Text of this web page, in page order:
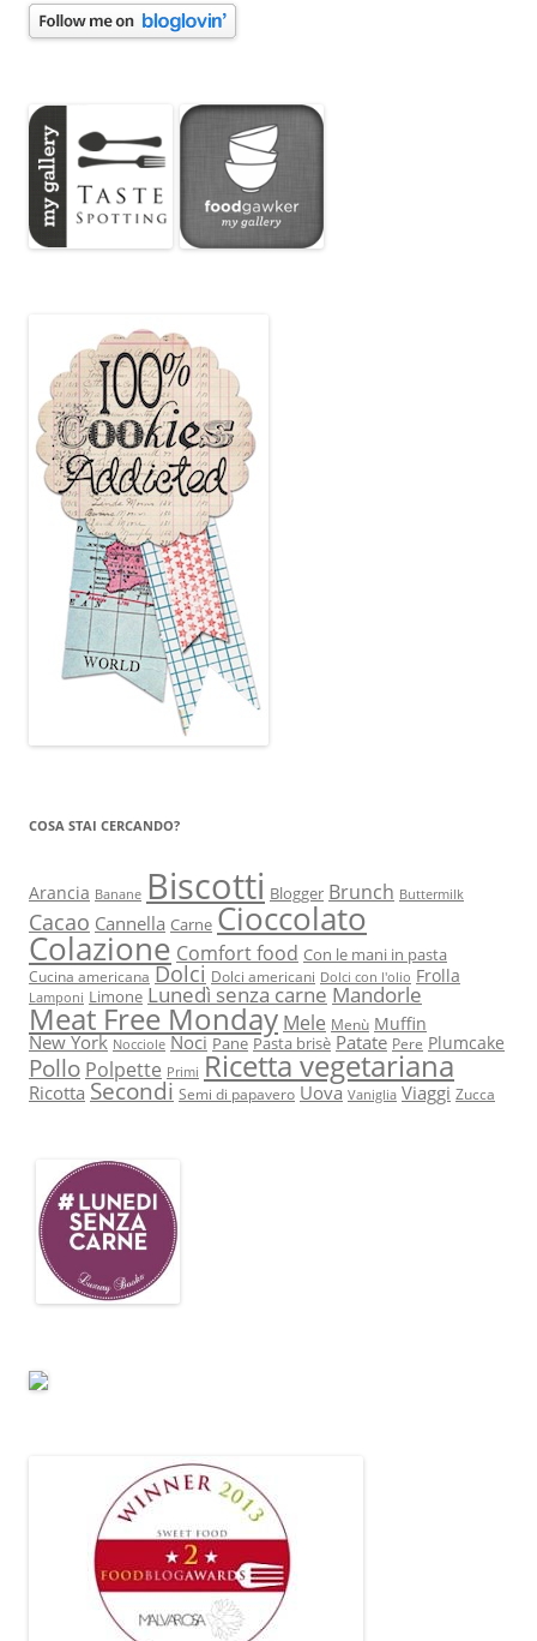
COSA STAI CERCANDO?
Arancia Banane Biscotti Blogger Brunch Buttermilk
Cacao Cannella Carne Cioccolato
Colazione Comfort food Con le mani in pasta
Cucina americana Dolci Dolci americani Dolci con l'olio Frolla
Lamponi Limone Lunedì senza carne Mandorle
Meat Free Monday Mele Menù Muffin
New York Nocciole Noci Pane Pasta brisè Patate Pere Plumcake
Pollo Polpette Primi Ricetta vegetariana
Ricotta Secondi Semi di papavero Uova Vaniglia Viaggi Zucca